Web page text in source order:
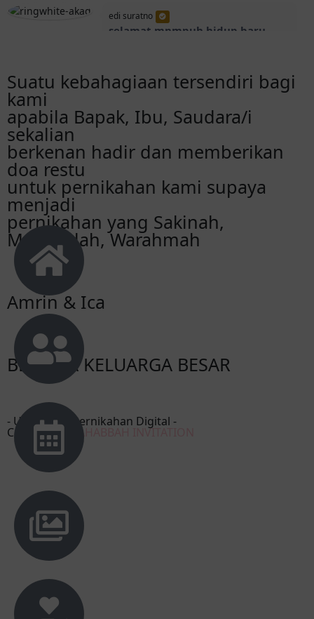
edi suratno
selamat mnmpuh hidup baru,
Happy wedding Amrin Ica✨ Semoga
sakinah mawaddah warahmah, ga nyangka
kalian bisa sejauh ini😁 Selamat pak kepala
suku🙌
Bella Silvana
Happy wedding Amrin & Ica🙌
Muhammad Sigit Panca Pamungkas
Selamat berbahagia buat kalian berdua. 🙏
🎉
Bunga Silvia Grandis
Happy Wedding ica & Amrin💐
DINI SAFITRI💕
Happy Wedding Ica Aulia🤍semoga menjadi
keluarga yang sakinah mawaddah
warahmah aamiin🤲
Yulia Octavia
Selamat menempuh hidup baru Ica dan
amrin,semoga jadi keluarga yang bahagia
samawa penuh berkah,aamiin Ciee teman
tapi menikah 😍
Selamat menempuh hidup baru ya mas
amrin
Suatu kebahagiaan tersendiri bagi
kami
apabila Bapak, Ibu, Saudara/i
sekalian
berkenan hadir dan memberikan
doa restu
untuk pernikahan kami supaya
menjadi
pernikahan yang Sakinah,
Mawaddah, Warahmah
Amrin & Ica
BESERTA KELUARGA BESAR
- Undangan Pernikahan Digital -
Created by MAHABBAH INVITATION